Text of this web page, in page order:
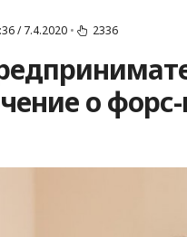
/ 7.4.2020 • 2336
о